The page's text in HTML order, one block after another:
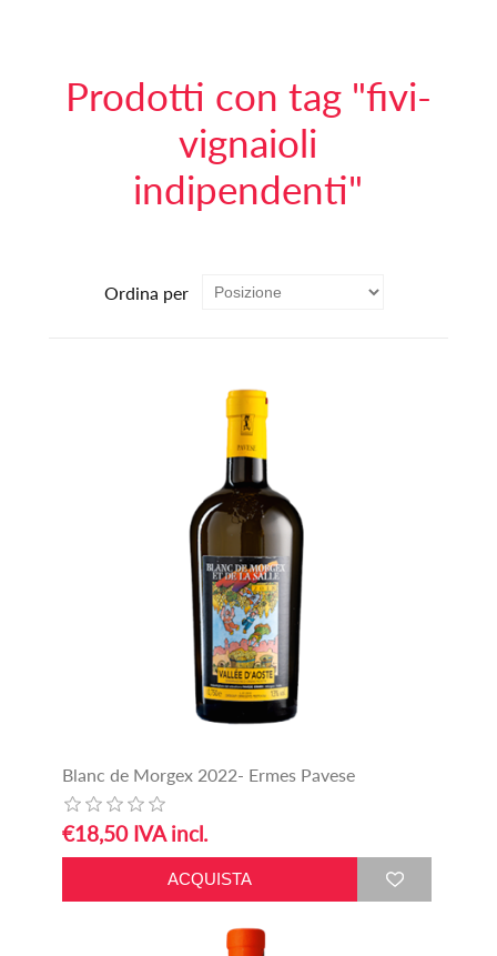
Prodotti con tag "fivi-
vignaioli
indipendenti"
Ordina per
Blanc de Morgex 2022- Ermes Pavese
€18,50 IVA incl.